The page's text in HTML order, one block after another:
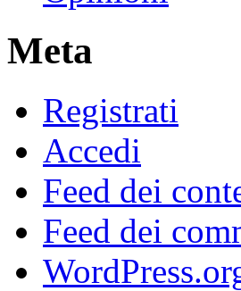
Meta
Registrati
Accedi
Feed dei
Feed dei